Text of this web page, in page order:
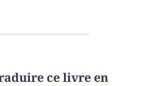
ce livre en